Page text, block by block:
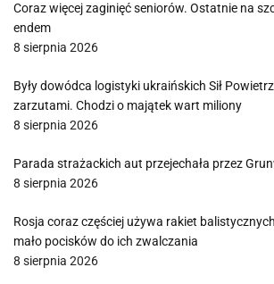
Coraz więcej zaginięć seniorów. Ostatnie na
endem
8 sierpnia 2026
Były dowódca logistyki ukraińskich Sił
zarzutami. Chodzi o majątek wart miliony
8 sierpnia 2026
Parada strażackich aut przejechała przez
8 sierpnia 2026
Rosja coraz częściej używa rakiet
mało pocisków do ich zwalczania
8 sierpnia 2026